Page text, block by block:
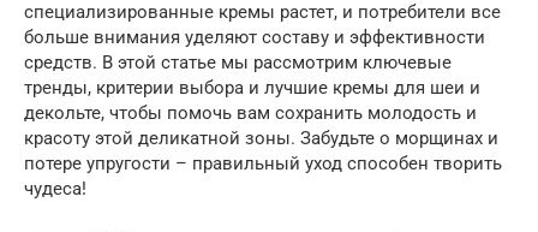
специализированные кремы растет, и потребители все
больше внимания уделяют составу и эффективности
средств. В этой статье мы рассмотрим ключевые
тренды, критерии выбора и лучшие кремы для шеи и
декольте, чтобы помочь вам сохранить молодость и
красоту этой деликатной зоны. Забудьте о морщинах и
потере упругости – правильный уход способен творить
чудеса!